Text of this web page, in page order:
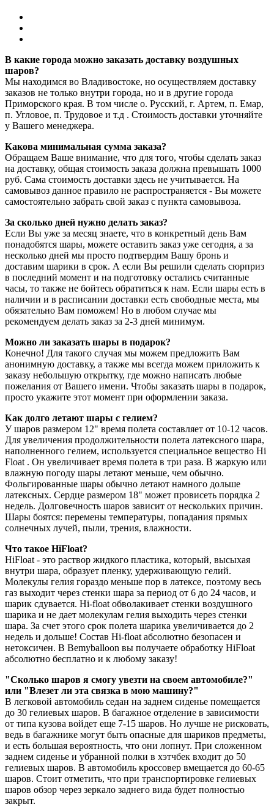
В какие города можно заказать доставку воздушных
шаров?
Мы находимся во Владивостоке, но осуществляем доставку
заказов не только внутри города, но и в другие города
Приморского края. В том числе о. Русский, г. Артем, п. Емар,
п. Угловое, п. Трудовое и т.д . Стоимость доставки уточняйте
у Вашего менеджера.‎
Какова минимальная сумма заказа?
Обращаем Ваше внимание, что для того, чтобы сделать заказ
на доставку, общая стоимость заказа должна превышать 1000
руб. Сама стоимость доставки здесь не учитывается. На
самовывоз данное правило не распространяется - Вы можете
самостоятельно забрать свой заказ с пункта самовывоза.
За сколько дней нужно делать заказ?
Если Вы уже за месяц знаете, что в конкретный день Вам
понадобятся шары, можете оставить заказ уже сегодня, а за
несколько дней мы просто подтвердим Вашу бронь и
доставим шарики в срок. А если Вы решили сделать сюрприз
в последний момент и на подготовку остались считанные
часы, то также не бойтесь обратиться к нам. Если шары есть в
наличии и в расписании доставки есть свободные места, мы
обязательно Вам поможем! Но в любом случае мы
рекомендуем делать заказ за 2-3 дней минимум.
Можно ли заказать шары в подарок?
Конечно! Для такого случая мы можем предложить Вам
анонимную доставку, а также мы всегда можем приложить к
заказу небольшую открытку, где можно написать любые
пожелания от Вашего имени. Чтобы заказать шары в подарок,
просто укажите этот момент при оформлении заказа.
Как долго летают шары с гелием?
У шаров размером 12" время полета составляет от 10-12 часов.
Для увеличения продолжительности полета латексного шара,
наполненного гелием, используется специальное вещество Hi
Float . Он увеличивает время полета в три раза. В жаркую или
влажную погоду шары летают меньше, чем обычно.
Фольгированные шары обычно летают намного дольше
латексных. Сердце размером 18" может провисеть порядка 2
недель. Долговечность шаров зависит от нескольких причин.
Шары боятся: перемены температуры, попадания прямых
солнечных лучей, пыли, трения, влажности.
Что такое HiFloat?
HiFloat - это раствор жидкого пластика, который, высыхая
внутри шара, образует пленку, удерживающую гелий.
Молекулы гелия гораздо меньше пор в латексе, поэтому весь
газ выходит через стенки шара за период от 6 до 24 часов, и
шарик сдувается. Hi-float обволакивает стенки воздушного
шарика и не дает молекулам гелия выходить через стенки
шара. За счет этого срок полета шарика увеличивается до 2
недель и дольше! Состав Hi-float абсолютно безопасен и
нетоксичен. В Bemyballoon вы получаете обработку HiFloat
абсолютно бесплатно и к любому заказу!
"Сколько шаров я смогу увезти на своем автомобиле?"
или "Влезет ли эта связка в мою машину?"
В легковой автомобиль седан на заднем сиденье помещается
до 30 гелиевых шаров. В багажное отделение в зависимости
от типа кузова войдет еще 7-15 шаров. Но лучше не рисковать,
ведь в багажнике могут быть опасные для шариков предметы,
и есть большая вероятность, что они лопнут. При сложенном
заднем сиденье и убранной полки в хэтчбек входит до 50
гелиевых шаров. В автомобиль кроссовер вмещается до 60-65
шаров. Стоит отметить, что при транспортировке гелиевых
шаров обзор через зеркало заднего вида будет полностью
закрыт.